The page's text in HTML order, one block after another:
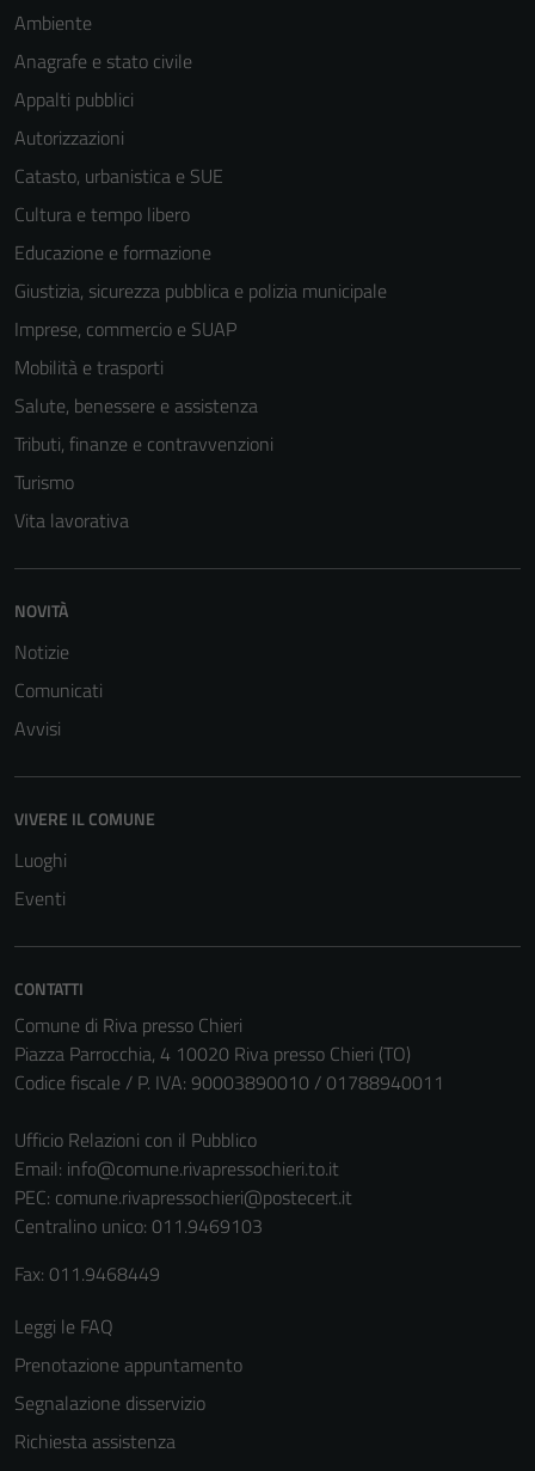
Ambiente
Anagrafe e stato civile
Appalti pubblici
Autorizzazioni
Catasto, urbanistica e SUE
Cultura e tempo libero
Educazione e formazione
Giustizia, sicurezza pubblica e polizia municipale
Imprese, commercio e SUAP
Mobilità e trasporti
Salute, benessere e assistenza
Tributi, finanze e contravvenzioni
Turismo
Vita lavorativa
NOVITÀ
Notizie
Comunicati
Avvisi
VIVERE IL COMUNE
Luoghi
Eventi
CONTATTI
Comune di Riva presso Chieri
Piazza Parrocchia, 4 10020 Riva presso Chieri (TO)
Codice fiscale / P. IVA: 90003890010 / 01788940011
Ufficio Relazioni con il Pubblico
Email: info@comune.rivapressochieri.to.it
PEC: comune.rivapressochieri@postecert.it
Centralino unico: 011.9469103
Fax: 011.9468449
Leggi le FAQ
Prenotazione appuntamento
Segnalazione disservizio
Richiesta assistenza